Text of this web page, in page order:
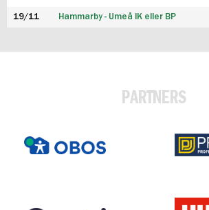
19/11 Hammarby - Umeå IK eller BP
PARTNERS